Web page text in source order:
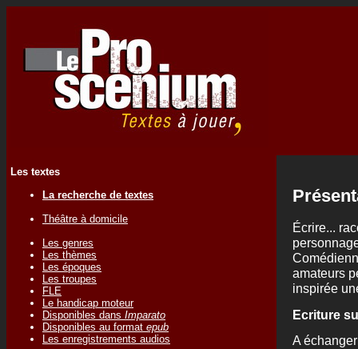
Les textes
La recherche de textes
Théâtre à domicile
Les genres
Les thèmes
Les époques
Les troupes
FLE
Le handicap moteur
Disponibles dans Imparato
Disponibles au format epub
Les enregistrements audios
Écrire...
amateurs
inspirée
Ecriture
A